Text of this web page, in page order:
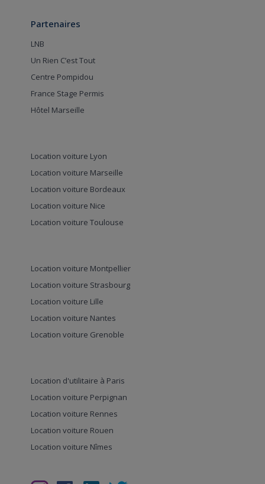
Partenaires
LNB
Un Rien C’est Tout
Centre Pompidou
France Stage Permis
Hôtel Marseille
Location voiture Lyon
Location voiture Marseille
Location voiture Bordeaux
Location voiture Nice
Location voiture Toulouse
Location voiture Montpellier
Location voiture Strasbourg
Location voiture Lille
Location voiture Nantes
Location voiture Grenoble
Location d'utilitaire à Paris
Location voiture Perpignan
Location voiture Rennes
Location voiture Rouen
Location voiture Nîmes